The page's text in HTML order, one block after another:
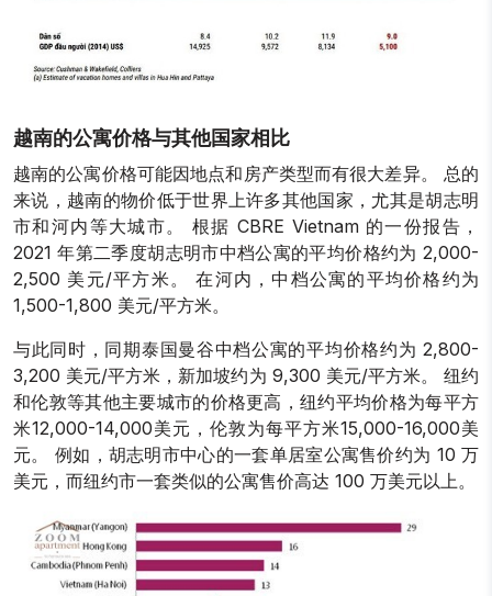
越南的公寓价格与其他国家相比
越南的公寓价格可能因地点和房产类型而有很大差异。 总的
来说，越南的物价低于世界上许多其他国家，尤其是胡志明
市和河内等大城市。 根据 CBRE Vietnam 的一份报告，
2021 年第二季度胡志明市中档公寓的平均价格约为 2,000-
2,500 美元/平方米。 在河内，中档公寓的平均价格约为
1,500-1,800 美元/平方米。
与此同时，同期泰国曼谷中档公寓的平均价格约为 2,800-
3,200 美元/平方米，新加坡约为 9,300 美元/平方米。 纽约
和伦敦等其他主要城市的价格更高，纽约平均价格为每平方
米12,000-14,000美元，伦敦为每平方米15,000-16,000美
元。 例如，胡志明市中心的一套单居室公寓售价约为 10 万
美元，而纽约市一套类似的公寓售价高达 100 万美元以上。